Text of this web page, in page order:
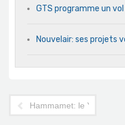
GTS programme un
Nouvelair: ses projets
Hammamet: le Yadis